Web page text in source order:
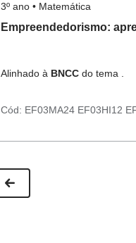
3º ano • Matemática
Empreendedorismo:
Alinhado à BNCC do tema .
Cód: EF03MA24 EF03HI12